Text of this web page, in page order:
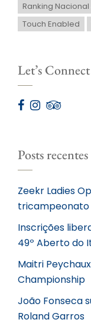
Ranking
Touch Enabled
Let’s Connect
Posts recentes
Zeekr Ladies
tricampeonato
Inscrições
49º Aberto do
Maitri
Championship
João Fonseca
Roland Garros